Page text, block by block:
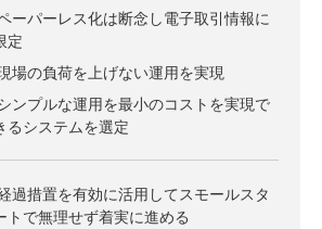
ーパーレス化は断念し電子取引情報に
定
場の負荷を上げない運用を実現
ンプルな運用を最小のコストを実現で
るシステムを選定
過措置を有効に活用してスモールスタ
トで無理せず着実に進める